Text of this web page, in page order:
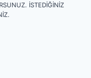
İSTEDIĞINIZ